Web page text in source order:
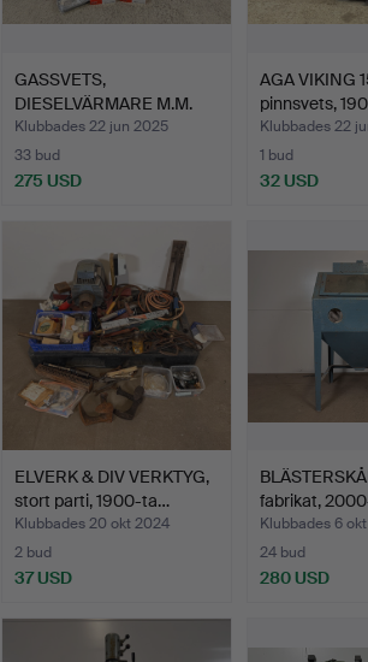
GASSVETS,
DIESELVÄRMARE M.M.
Klubbades 22 jun 2025
33 bud
275 USD
AGA VIKING
pinnsvets,
Klubbades 22
1 bud
32 USD
ELVERK & DIV VERKTYG,
stort parti, 1900-ta…
Klubbades 20 okt 2024
2 bud
37 USD
fabrikat,
Klubbades 6
24 bud
280 USD